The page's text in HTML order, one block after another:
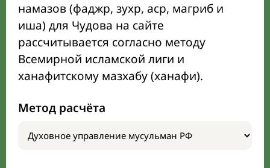
намазов (фаджр, зухр, аср, магриб и
иша) для Чудова на сайте
рассчитывается согласно методу
Всемирной исламской лиги и
ханафитскому мазхабу (ханафи).
Метод расчёта